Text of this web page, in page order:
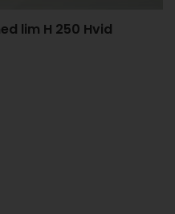
lim H 250 Hvid